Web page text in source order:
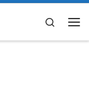
Search